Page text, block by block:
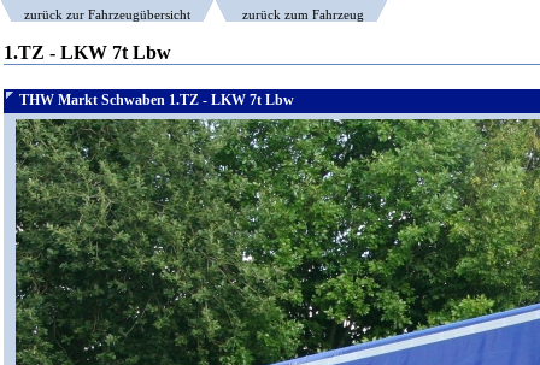
zurück zur Fahrzeugübersicht zurück zum Fahrzeug
1.TZ - LKW 7t Lbw
THW Markt Schwaben 1.TZ - LKW 7t Lbw